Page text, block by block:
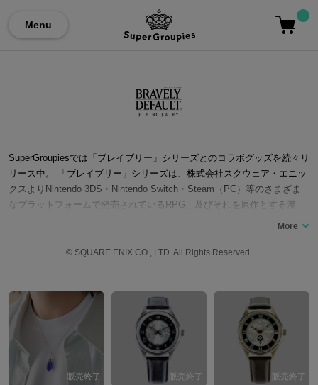
Menu
SuperGroupiesでは「ブレイブリー」シリーズとのコラボグッズを続々リ
リース中。 「ブレイブリー」シリーズは、株式会社スクウェア・エニッ
クスよりNintendo 3DS・Nintendo Switch・Steam（PC）等のさまざま
なプラットフォームで発売されているRPG、及びそれを原作とする漫
画・小説などのメディアミックス作品。 『光の4戦士 -ファイナルファン
士』の主要スタッフ陣が「完全新作」として手掛けた「王道ファンタジ
前『完全新作』と言いつつ『ファイナルファンタジー』とのつながりを
意識させるような表現に否定的な意見が寄せられたが、発売後、サブタ
イトルの意味が思わぬエンディングで明らかになり、更にエンディング
後「本作は『FF』ではない」という演出が行われたことで、世間の評判
が一転し、高い評価を得ました。 2022年に10周年を迎えた「ブレイブリ
ー」シリーズは現在ソーシャルゲームを含め、『ブレイブリーデフォル
© SQUARE ENIX CO., LTD. All Rights Reserved.